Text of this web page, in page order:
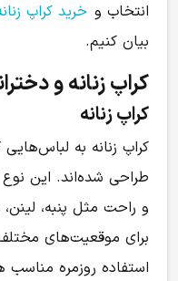
انتخاب و خرید کراپ
بیان کنیم.
کراپ زنانه و
کراپ زنانه
کراپ زنانه به
طراحی شده‌اند. این
و راحت مثل پنبه،
برای موقعیت‌های
استفاده روزمره مناسب